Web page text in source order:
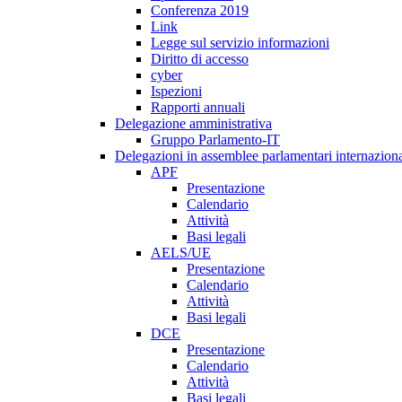
Conferenza 2019
Link
Legge sul servizio informazioni
Diritto di accesso
cyber
Ispezioni
Rapporti annuali
Delegazione amministrativa
Gruppo Parlamento-IT
Delegazioni in assemblee parlamentari
APF
Presentazione
Calendario
Attività
Basi legali
AELS/UE
Presentazione
Calendario
Attività
Basi legali
DCE
Presentazione
Calendario
Attività
Basi legali